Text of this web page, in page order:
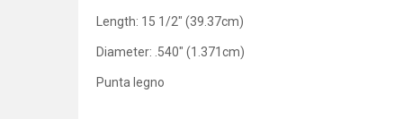
Length: 15 1/2" (39.37cm)
Diameter: .540" (1.371cm)
Punta legno